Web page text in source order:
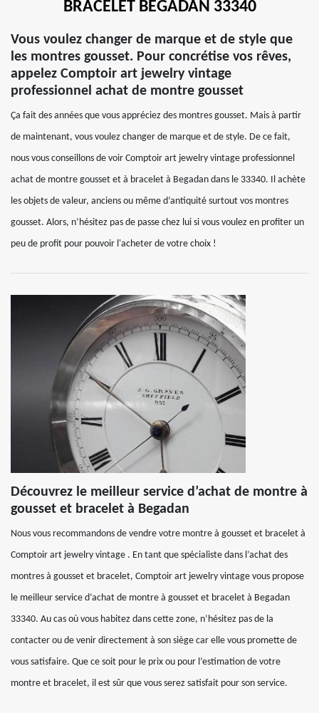
BRACELET BEGADAN 33340
Vous voulez changer de marque et de style que
les montres gousset. Pour concrétise vos rêves,
appelez Comptoir art jewelry vintage
professionnel achat de montre gousset
Ça fait des années que vous appréciez des montres gousset. Mais à partir
de maintenant, vous voulez changer de marque et de style. De ce fait,
nous vous conseillons de voir Comptoir art jewelry vintage professionnel
achat de montre gousset et à bracelet à Begadan dans le 33340. Il achète
les objets de valeur, anciens ou même d’antiquité surtout vos montres
gousset. Alors, n’hésitez pas de passe chez lui si vous voulez en profiter un
peu de profit pour pouvoir l'acheter de votre choix !
Découvrez le meilleur service d’achat de montre à
gousset et bracelet à Begadan
Nous vous recommandons de vendre votre montre à gousset et bracelet à
Comptoir art jewelry vintage . En tant que spécialiste dans l’achat des
montres à gousset et bracelet, Comptoir art jewelry vintage vous propose
le meilleur service d’achat de montre à gousset et bracelet à Begadan
33340. Au cas où vous habitez dans cette zone, n’hésitez pas de la
contacter ou de venir directement à son siège car elle vous promette de
vous satisfaire. Que ce soit pour le prix ou pour l’estimation de votre
montre et bracelet, il est sûr que vous serez satisfait pour son service.